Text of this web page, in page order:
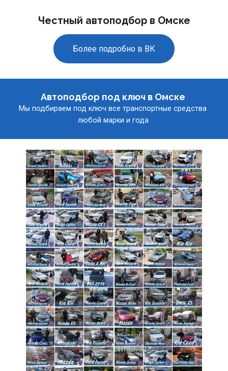
Честный автоподбор в Омске
Более подробно в ВК
Автоподбор под ключ в Омске
Мы подбираем под ключ все транспортные средства
любой марки и года